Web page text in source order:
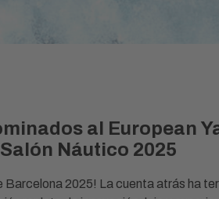
al European
Náutico 2025
2025! La cuenta atrás ha